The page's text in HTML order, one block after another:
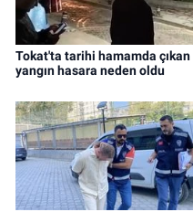
Tokat'ta tarihi hamamda çıkan
yangın hasara neden oldu